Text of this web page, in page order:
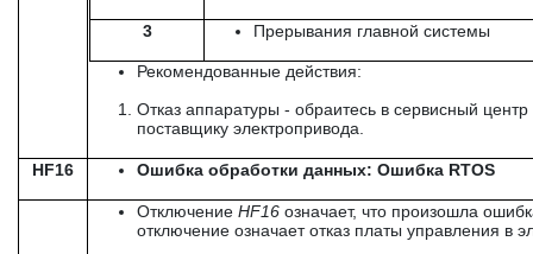
3 Прерывания главной системы
Рекомендованные действия:
Отказ аппаратуры - обраитесь в сервисный центр
поставщику электропривода.
HF16 Ошибка обработки данных: Ошибка RTOS
Отключение HF16 означает, что произошла
отключение означает отказ платы управления в